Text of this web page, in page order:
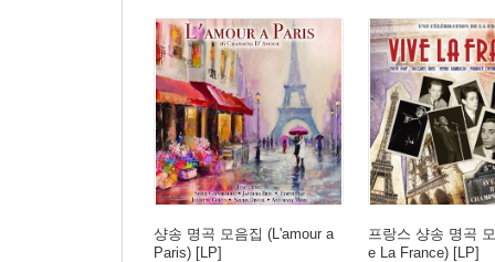
샹송 명곡 모음집 (L'amour a
Paris) [LP]
프랑스 샹송 명곡
e La France) [LP]